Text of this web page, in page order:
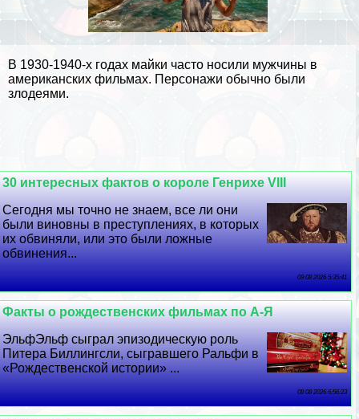
В 1930-1940-х годах майки часто носили мужчины в
американских фильмах. Персонажи обычно были
злодеями.
30 интересных фактов о короле Генрихе VIII
Сегодня мы точно не знаем, все ли они
были виновны в преступлениях, в которых
их обвиняли, или это были ложные
обвинения...
09 08 2026 5:35:41
Факты о рождественских фильмах по А-Я
ЭльфЭльф сыграл эпизодическую роль
Питера Биллингсли, сыгравшего Ральфи в
«Рождественской истории» ...
08 08 2026 6:56:23